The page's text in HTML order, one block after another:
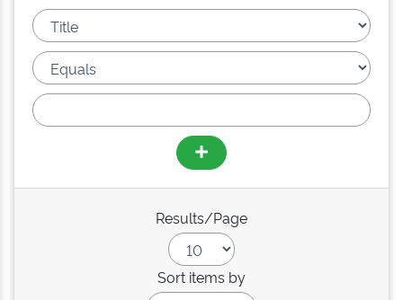
Results/Page
Sort items by